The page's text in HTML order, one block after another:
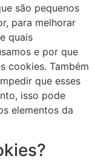
são pequenos
para melhorar
quais
e por que
cookies. Também
que esses
isso pode
elementos da